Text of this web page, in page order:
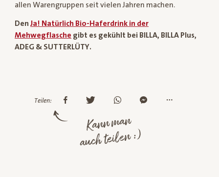
allen Warengruppen seit vielen Jahren machen.
Den Ja! Natürlich Bio-Haferdrink in der
Mehwegflasche gibt es gekühlt bei BILLA, BILLA Plus,
ADEG & SUTTERLÜTY.
Teilen:
Kann man
auch teilen :)